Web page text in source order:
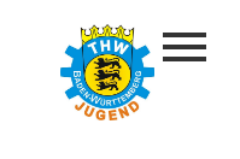
springen